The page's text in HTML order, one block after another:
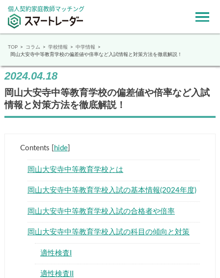
個人契約家庭教師マッチング
TOP コラム 学校情報
中学情報
岡山大安寺中等教育学校の偏差値や倍率など入試情報と対策方法を徹底解説！
2024.04.18
岡山大安寺中等教育学校の偏差値や倍率など入試
情報と対策方法を徹底解説！
Contents hide]
岡山大安寺中等教育学校とは
岡山大安寺中等教育学校入試の基本情報(2024年度)
岡山大安寺中等教育学校入試の合格者や倍率
岡山大安寺中等教育学校入試の科目の傾向と対策
適性検査I
適性検査II